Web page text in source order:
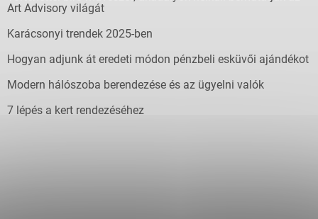
Art Advisory világát
Karácsonyi trendek 2025-ben
Hogyan adjunk át eredeti módon pénzbeli esküvői ajándékot
Modern hálószoba berendezése és az ügyelni valók
7 lépés a kert rendezéséhez